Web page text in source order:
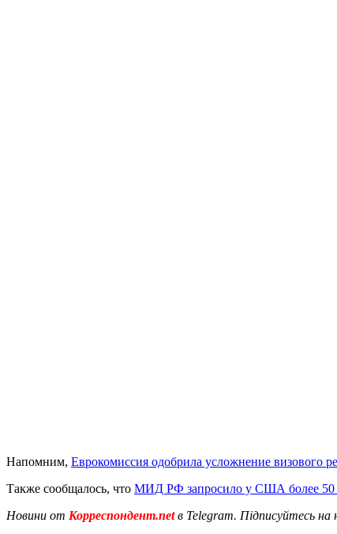
Напомним, Еврокомиссия одобрила усложнение визового
Также сообщалось, что МИД РФ запросило у США более 50
Новини от Корреспондент.netв Telegram. Підписуйтесь на